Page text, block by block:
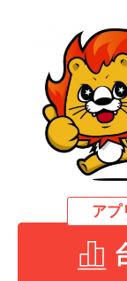
アプ